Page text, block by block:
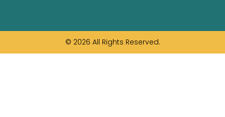
© 2026 All Rights Reserved.